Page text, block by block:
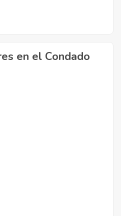
en el Condado